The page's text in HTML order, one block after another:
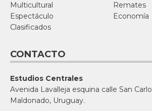
Multicultural
Remates
Espectáculo
Economía
Clasificados
CONTACTO
Estudios Centrales
Avenida Lavalleja esquina calle San
Maldonado, Uruguay.